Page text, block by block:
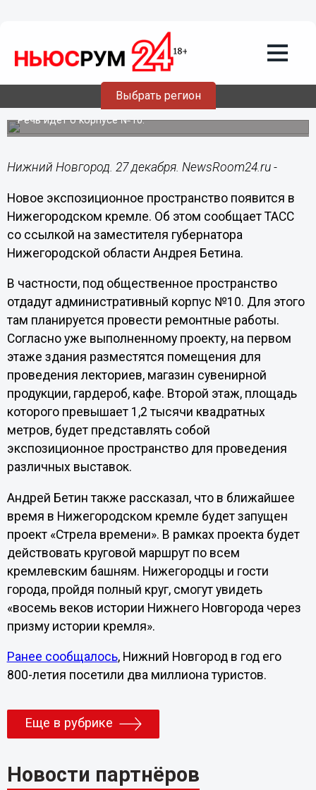
Выбрать регион
Корпус Нижегородского кремля
отдадут под выставочное
Речь идет о корпусе №10.
Нижний Новгород. 27 декабря. NewsRoom24.ru -
Новое экспозиционное пространство появится в
Нижегородском кремле. Об этом сообщает ТАСС
со ссылкой на заместителя губернатора
Нижегородской области Андрея Бетина.
В частности, под общественное пространство
отдадут административный корпус №10. Для этого
там планируется провести ремонтные работы.
Согласно уже выполненному проекту, на первом
этаже здания разместятся помещения для
проведения лекториев, магазин сувенирной
продукции, гардероб, кафе. Второй этаж, площадь
которого превышает 1,2 тысячи квадратных
метров, будет представлять собой
экспозиционное пространство для проведения
различных выставок.
Андрей Бетин также рассказал, что в ближайшее
время в Нижегородском кремле будет запущен
проект «Стрела времени». В рамках проекта будет
действовать круговой маршрут по всем
кремлевским башням. Нижегородцы и гости
города, пройдя полный круг, смогут увидеть
«восемь веков истории Нижнего Новгорода через
призму истории кремля».
Ранее сообщалось, Нижний Новгород в год его
800-летия посетили два миллиона туристов.
Еще в рубрике
Новости партнёров